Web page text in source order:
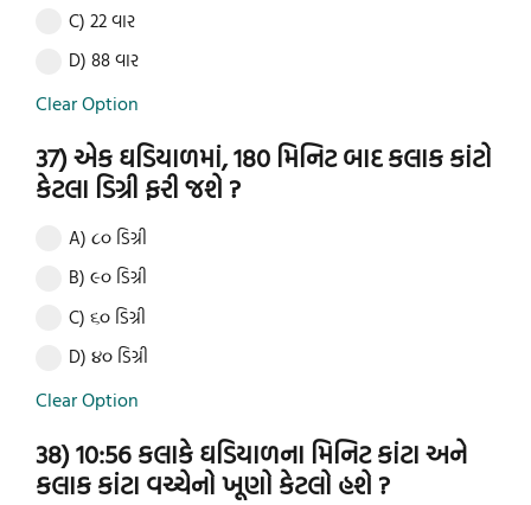
C) 22 વાર
D) 88 વાર
Clear Option
37) એક ઘડિયાળમાં, 180 મિનિટ બાદ કલાક કાંટો
કેટલા ડિગ્રી ફરી જશે ?
A) ૮૦ ડિગ્રી
B) ૯૦ ડિગ્રી
C) ૬૦ ડિગ્રી
D) ૪૦ ડિગ્રી
Clear Option
38) 10:56 કલાકે ઘડિયાળના મિનિટ કાંટા અને
કલાક કાંટા વચ્ચેનો ખૂણો કેટલો હશે ?